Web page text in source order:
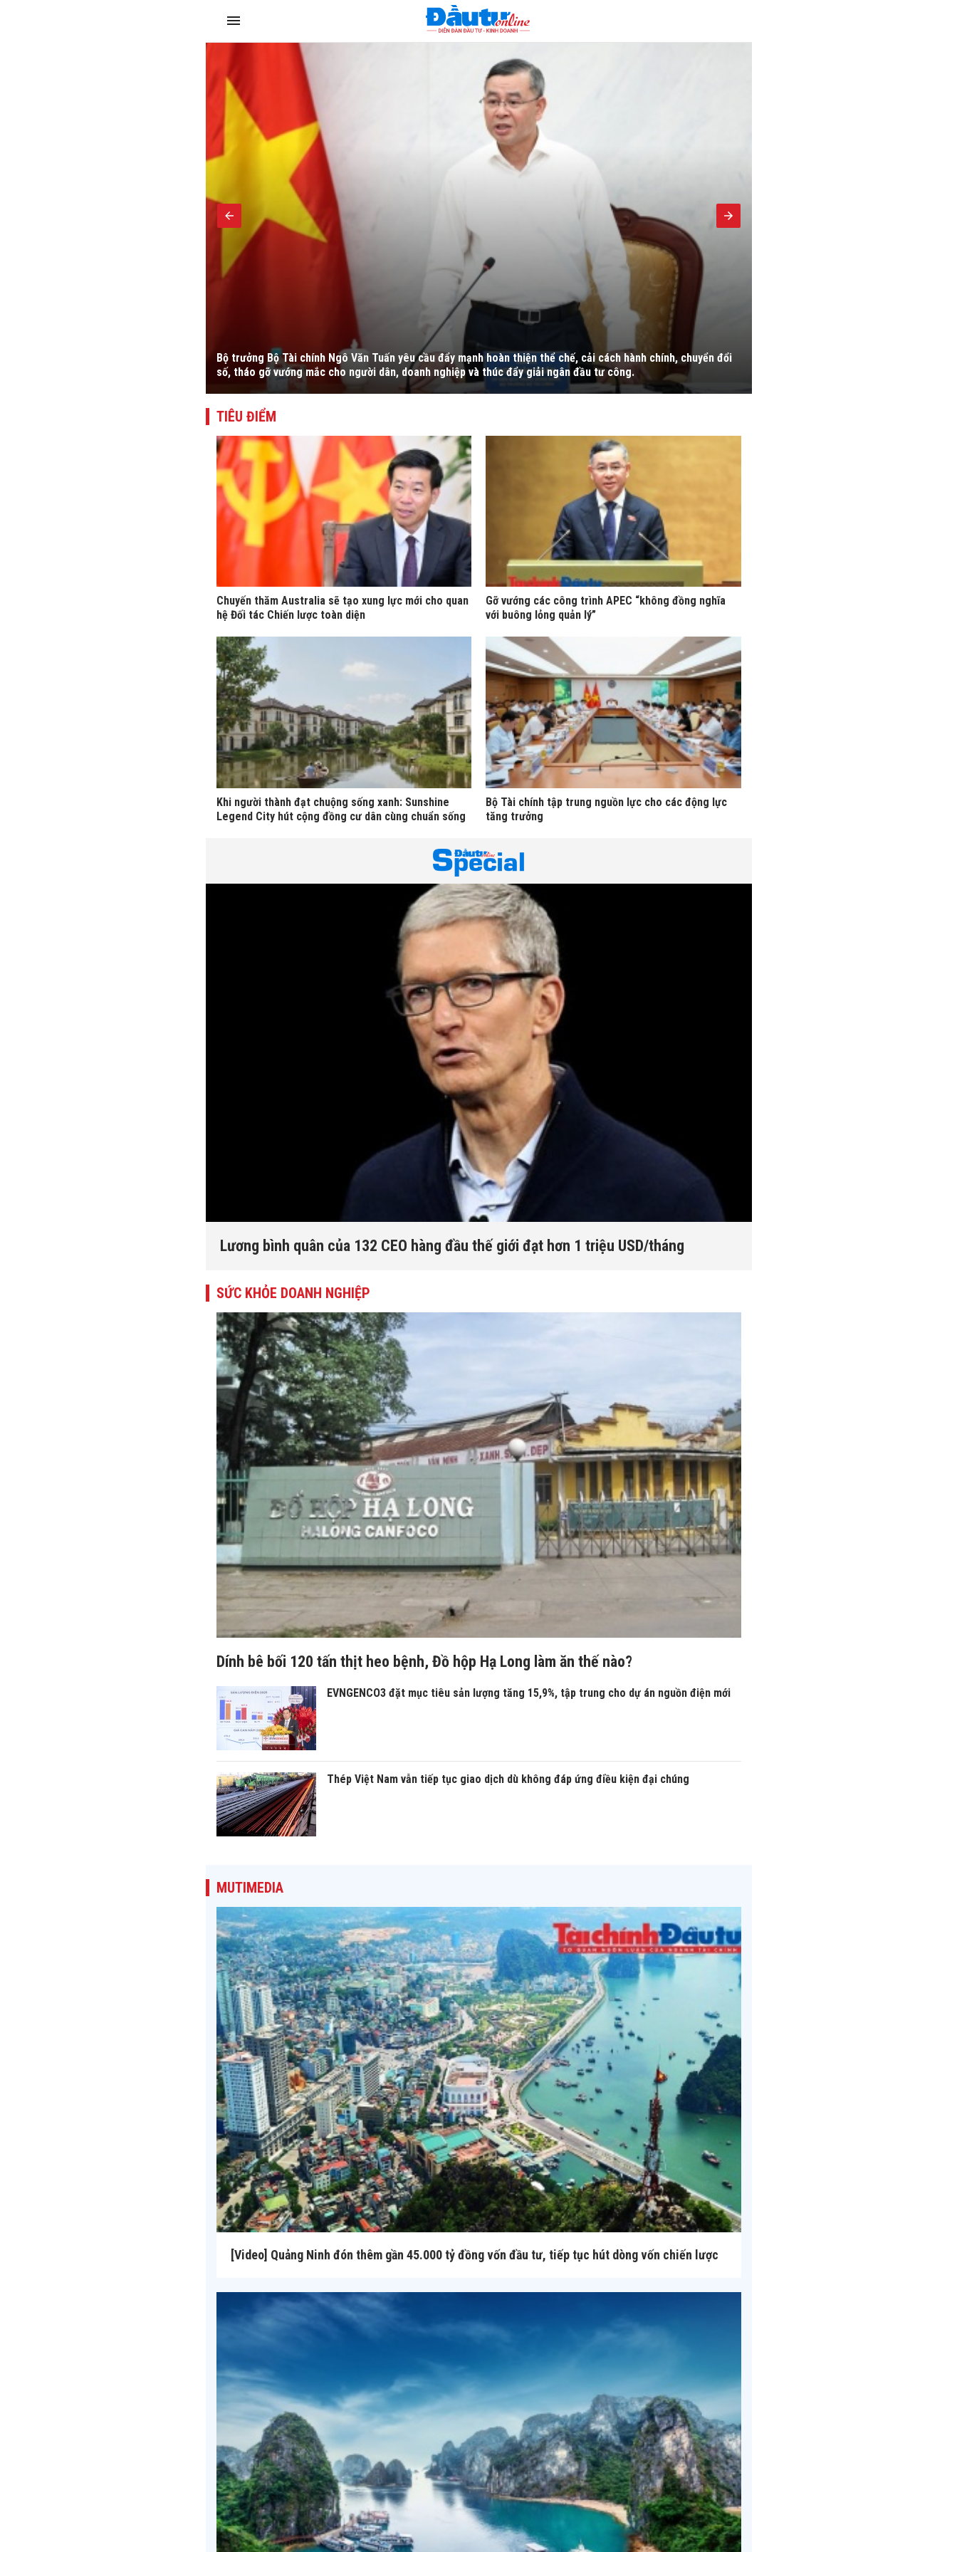
Bộ trưởng Bộ Tài chính Ngô Văn Tuấn yêu cầu đẩy mạnh hoàn thiện thể chế, cải cách hành chính, chuyển đổi
số, tháo gỡ vướng mắc cho người dân, doanh nghiệp và thúc đẩy giải ngân đầu tư công.
TIÊU ĐIỂM
Chuyến thăm Australia sẽ tạo xung lực mới cho quan
hệ Đối tác Chiến lược toàn diện
Gỡ vướng các công trình APEC “không đồng nghĩa
với buông lỏng quản lý”
Khi người thành đạt chuộng sống xanh: Sunshine
Legend City hút cộng đồng cư dân cùng chuẩn sống
Bộ Tài chính tập trung nguồn lực cho các động lực
tăng trưởng
Lương bình quân của 132 CEO hàng đầu thế giới đạt hơn 1 triệu USD/tháng
SỨC KHỎE DOANH NGHIỆP
Dính bê bối 120 tấn thịt heo bệnh, Đồ hộp Hạ Long làm ăn thế nào?
EVNGENCO3 đặt mục tiêu sản lượng tăng 15,9%, tập trung cho dự án nguồn điện mới
Thép Việt Nam vẫn tiếp tục giao dịch dù không đáp ứng điều kiện đại chúng
MUTIMEDIA
[Video] Quảng Ninh đón thêm gần 45.000 tỷ đồng vốn đầu tư, tiếp tục hút dòng vốn chiến lược